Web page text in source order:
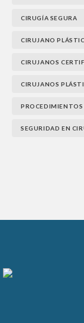
CIRUGÍA SEGURA
CIRUJANO
CIRUJANOS
CIRUJANOS
PROCEDIMIENTOS
SEGURIDAD EN